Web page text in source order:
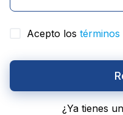
Acepto los términos
¿Ya tienes